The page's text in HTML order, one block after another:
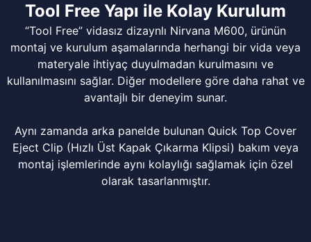
Tool Free Yapı ile Kolay Kurulum
“Tool Free” vidasız dizaynlı Nirvana M600, ürünün
montaj ve kurulum aşamalarında herhangi bir vida veya
materyale ihtiyaç duyulmadan kurulmasını ve
kullanılmasını sağlar. Diğer modellere göre daha rahat ve
avantajlı bir deneyim sunar.
Aynı zamanda arka panelde bulunan Quick Top Cover
Eject Clip (Hızlı Üst Kapak Çıkarma Klipsi) bakım veya
montaj işlemlerinde aynı kolaylığı sağlamak için özel
olarak tasarlanmıştır.